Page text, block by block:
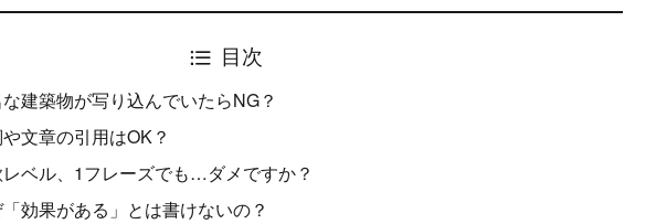
目次
建築物が写り込んでいたらNG？
文章の引用はOK？
ベル、1フレーズでも…ダメですか？
効果がある」とは書けないの？